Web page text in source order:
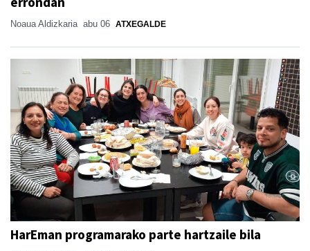
Noaua Aldizkaria abu 06 ATXEGALDE
HarEman programarako parte hartzaile bila